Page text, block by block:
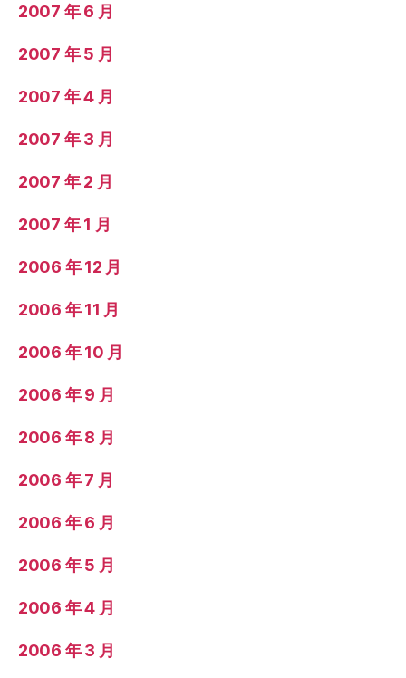
2007 年 6 月
2007 年 5 月
2007 年 4 月
2007 年 3 月
2007 年 2 月
2007 年 1 月
2006 年 12 月
2006 年 11 月
2006 年 10 月
2006 年 9 月
2006 年 8 月
2006 年 7 月
2006 年 6 月
2006 年 5 月
2006 年 4 月
2006 年 3 月